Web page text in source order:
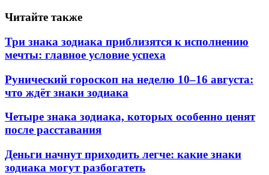
Читайте также
Три знака зодиака приблизятся к исполнению
мечты: главное условие успеха
Рунический гороскоп на неделю 10–16 августа:
что ждёт знаки зодиака
Четыре знака зодиака, которых особенно ценят
после расставания
Деньги начнут приходить легче: какие знаки
зодиака могут разбогатеть